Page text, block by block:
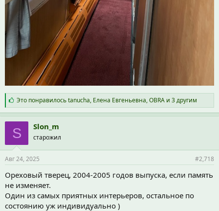
С
и
м
п
а
т
и
:
Это понравилосьtanucha, Елена Евгеньевна,OBRAи 3 другим
S Slon_m
старожил
Авг 24, 2025 #2,718
Ореховый тверец, 2004-2005 годов выпуска, если память
не изменяет.
Один из самых приятных интерьеров, остальное по
состоянию уж индивидуально )